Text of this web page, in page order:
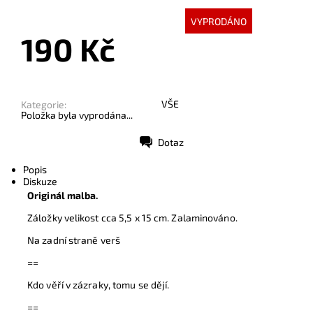
VYPRODÁNO
190 Kč
Kategorie:
VŠE
Položka byla vyprodána...
Dotaz
Popis
Diskuze
Originál malba.
Záložky velikost cca 5,5 x 15 cm. Zalaminováno.
Na zadní straně verš
==
Kdo věří v zázraky, tomu se dějí.
==